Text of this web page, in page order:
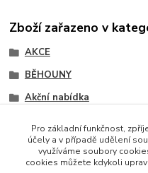
Zboží zařazeno v
AKCE
BĚHOUNY
Akční nabídka
Akce metrážní koberce
Pro základní funkčnost,
účely a v případě udělení
využíváme soubory
cookies můžete kdykoli